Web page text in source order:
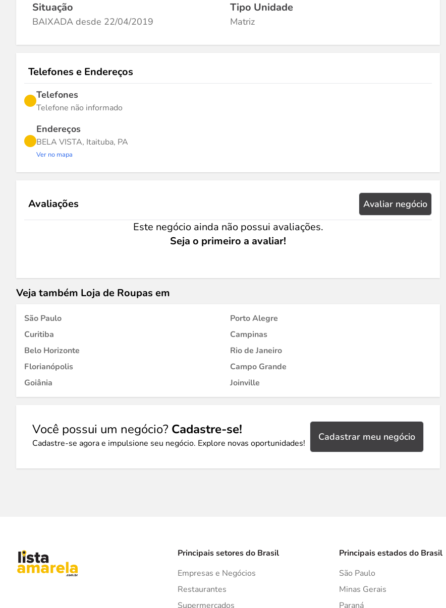
Situação
BAIXADA desde 22/04/2019
Tipo Unidade
Matriz
Telefones e Endereços
Telefones
Telefone não informado
Endereços
BELA VISTA, Itaituba, PA
Ver no mapa
Avaliações Avaliar negócio
Este negócio ainda não possui avaliações.
Seja o primeiro a avaliar!
Veja também Loja de Roupas em
São Paulo
Porto Alegre
Curitiba
Campinas
Belo Horizonte
Rio de Janeiro
Florianópolis
Campo Grande
Goiânia
Joinville
Você possui um negócio? Cadastre-se!
Cadastre-se agora e impulsione seu negócio. Explore novas oportunidades!
Cadastrar meu negócio
Principais setores do Brasil
Empresas e Negócios
Restaurantes
Supermercados
Principais estados do Brasil
São Paulo
Minas Gerais
Paraná